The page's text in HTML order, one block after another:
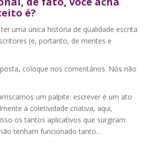
é?
uma única história de qualidade escrita
(e, portanto, de mentes e
coloque nos comentários. Nós não
um palpite: escrever é um ato
a coletividade criativa, aqui,
os tantos aplicativos que surgiram
tenham funcionado tanto…